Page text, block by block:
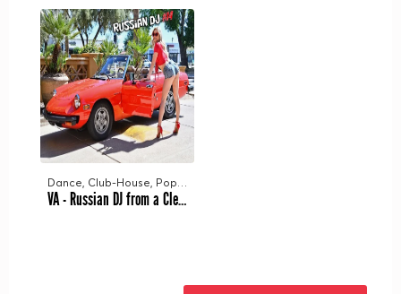
VA - Russian DJ from a Clean Sheet 14 (2025) MP3